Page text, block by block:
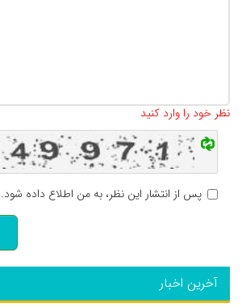
نظر خود را وارد کنید
پس از انتشار این نظر، به من اطلاع داده شود.
آخرین اخبار